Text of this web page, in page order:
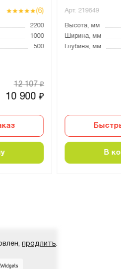
(6)
2200
1000
500
10 900₽
12 107₽
Арт. 219649
Высота, мм
Ширина, мм
Глубина, мм
Быстрый
В
продлить.